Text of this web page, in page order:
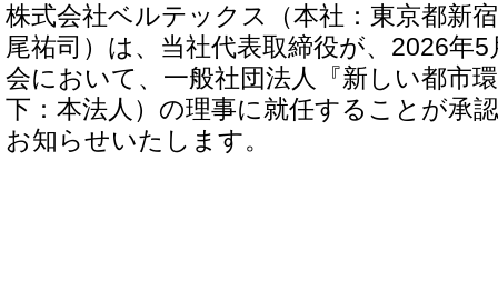
株式会社ベルテックス（本社：東京都新
尾祐司）は、当社代表取締役が、2026年
会において、一般社団法人『新しい都市
下：本法人）の理事に就任することが承
お知らせいたします。